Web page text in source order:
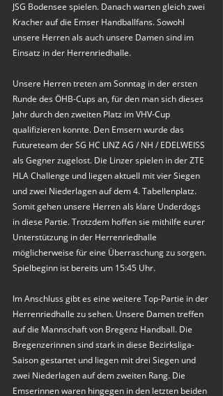
JSG Bodensee spielen. Danach warten gleich zwei
Kracher auf die Emser Handballfans. Sowohl
unsere Herren als auch unsere Damen sind im
Einsatz in der Herrenriedhalle.
Unsere Herren treten am Sonntag in der ersten
Runde des ÖHB-Cups an, für den man sich dieses
Jahr durch den zweiten Platz im VHV-Cup
qualifizieren konnte. Den Emsern wurde das
Futureteam der SG HC LINZ AG / NH / EDELWEISS
als Gegner zugelost. Die Linzer spielen in der ZTE
HLA Challenge und liegen aktuell mit vier Siegen
und zwei Niederlagen auf dem 4. Tabellenplatz.
Somit gehen unsere Herren als klare Underdogs
in diese Partie. Trotzdem hoffen sie mithilfe eurer
Unterstützung in der Herrenriedhalle
möglicherweise für eine Überraschung zu sorgen.
Spielbeginn ist bereits um 15:45 Uhr.
Im Anschluss gibt es eine weitere Top-Partie in der
Herrenriedhalle zu sehen. Unsere Damen treffen
auf die Mannschaft von Bregenz Handball. Die
Bregenzerinnen sind stark in diese Bezirksliga-
Saison gestartet und liegen mit drei Siegen und
zwei Niederlagen auf dem zweiten Rang. Die
Emserinnen waren hingegen in den letzten beiden